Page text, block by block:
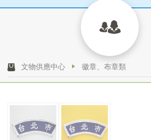
文物供應中心 徽章、布章類